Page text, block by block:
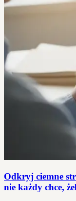
Odkryj ciemne
nie każdy chce,